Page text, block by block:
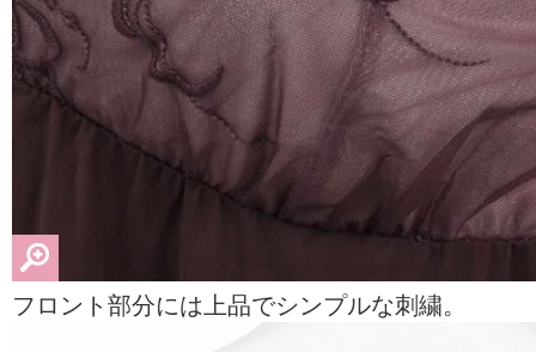
フロント部分には上品でシンプルな刺繍。